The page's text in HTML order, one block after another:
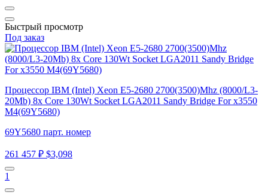
Быстрый просмотр
Под заказ
Процессор IBM (Intel) Xeon E5-2680 2700(3500)Mhz (8000/L3-
20Mb) 8x Core 130Wt Socket LGA2011 Sandy Bridge For x3550
M4(69Y5680)
69Y5680 парт. номер
261 457 ₽ $3,098
1